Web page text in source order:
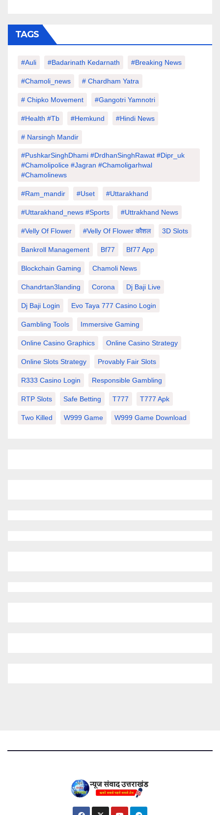
TAGS
#auli #Badarinath Kedarnath #Breaking News
#chamoli_news # Chardham Yatra
# Chipko Movement #Gangotri Yamnotri
#Health #tb #hemkund #hindi News
# Narsingh Mandir
#PushkarSinghDhami #drdhanSinghRawat #dipr_uk
#chamolipolice #Jagran #chamoligarhwal
#chamolinews
#Ram_mandir #uset #uttarakhand
#Uttarakhand_news #sports #Uttrakhand News
#velly Of Flower #velly Of Flower कौशल 3D Slots
Bankroll Management Bf77 Bf77 App
Blockchain Gaming Chamoli News
Chandrtan3landing Corona Dj Baji Live
Dj Baji Login Evo Taya 777 Casino Login
Gambling Tools Immersive Gaming
Online Casino Graphics Online Casino Strategy
Online Slots Strategy Provably Fair Slots
R333 Casino Login Responsible Gambling
RTP Slots Safe Betting T777 T777 Apk
Two Killed W999 Game W999 Game Download